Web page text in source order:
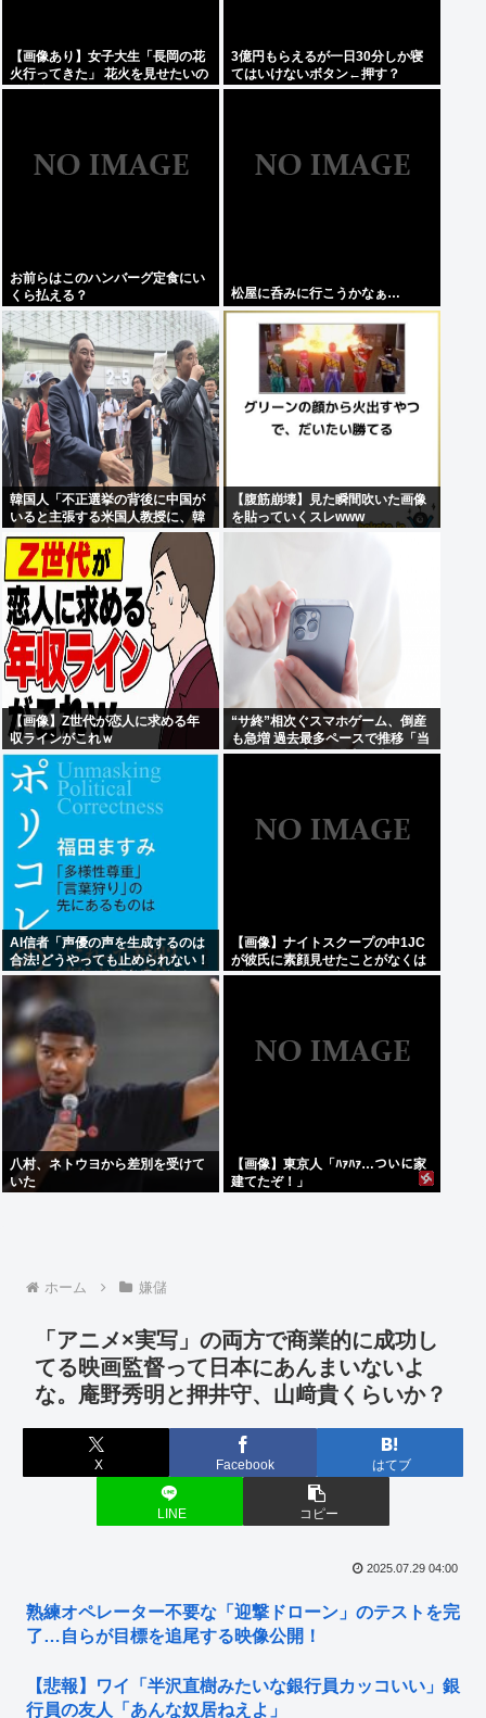
【画像あり】女子大生「長岡の花
火行ってきた」 花火を見せたいの
か自分を見せたいのかどっちだ
3億円もらえるが一日30分しか寝
てはいけないボタン←押す？
お前らはこのハンバーグ定食にい
くら払える？
松屋に呑みに行こうかなぁ…
韓国人「不正選挙の背後に中国が
いると主張する米国人教授に、韓
国ネット民が困惑」
【腹筋崩壊】見た瞬間吹いた画像
を貼っていくスレwww
【画像】Z世代が恋人に求める年
収ラインがこれｗ
“サ終”相次ぐスマホゲーム、倒産
も急増 過去最多ペースで推移「当
たれば一攫千金」過去の時代に
AI信者「声優の声を生成するのは
合法!どうやっても止められない！
キャキャ」法務省「普通に権利侵
害っす」
【画像】ナイトスクープの中1JC
が彼氏に素顔見せたことがなくは
ずかしいという依頼www
八村、ネトウヨから差別を受けて
いた
【画像】東京人「ﾊｧﾊｧ…ついに家
建てたぞ！」
ホーム 嫌儲
「アニメ×実写」の両方で商業的に成功し
てる映画監督って日本にあんまいないよ
な。庵野秀明と押井守、山﨑貴くらいか？
X Facebook はてブ
LINE コピー
2025.07.29 04:00
熟練オペレーター不要な「迎撃ドローン」のテストを完
了…自らが目標を追尾する映像公開！
【悲報】ワイ「半沢直樹みたいな銀行員カッコいい」銀
行員の友人「あんな奴居ねえよ」